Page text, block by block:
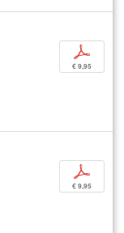
p
€ 9,95
p
€ 9,95